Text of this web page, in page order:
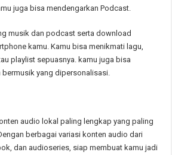
juga bisa mendengarkan Podcast.
musik dan podcast serta download
kamu. Kamu bisa menikmati lagu,
playlist sepuasnya. kamu juga bisa
yang dipersonalisasi.
audio lokal paling lengkap yang paling
berbagai variasi konten audio dari
dan audioseries, siap membuat kamu jadi